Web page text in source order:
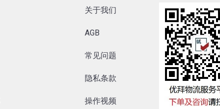
关于我们
AGB
常见问题
隐私条款
操作视频